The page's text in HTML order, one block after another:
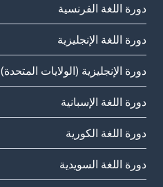
دورة اللغة الفرنسية
دورة اللغة الإنجليزية
دورة الإنجليزية (الولايات المتحدة)
دورة اللغة الإسبانية
دورة اللغة الكورية
دورة اللغة السويدية